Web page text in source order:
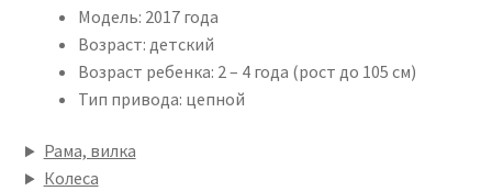
Модель: 2017 года
Возраст: детский
Возраст ребенка: 2 – 4 года (рост до 105 см)
Тип привода: цепной
Рама, вилка
Колеса